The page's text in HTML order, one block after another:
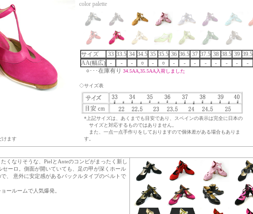
けます
color palette
サイズ 33 33.5 34 34.5 35 35.5 36 36.5 37 37.5 38 38.5 39 39.5
AA(幅広)
- - - ○ - ○ - - - - - - -
-
○･･･在庫有り 34.5AA,35.5AA入荷しました
◇サイズ表
*上記サイズは、あくまでも目安であり、スペインの表示は完全に日本の
サイズと対応するものではありません。
また、一点一点手作りをしておりますので個体差がある場合もありま
す。
くなりそうな、PielとAnteのコンビがまったく新し
セーロ。側面が開いていても、足の甲が深くホール
で、 意外に安定感があるバックルタイプのベルトで
ールームで人気爆発。